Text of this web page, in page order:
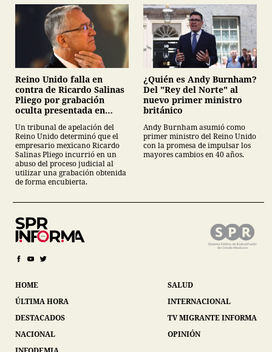
Reino Unido falla en
contra de Ricardo Salinas
Pliego por grabación
oculta presentada en
Un tribunal de apelación del
Reino Unido determinó que el
empresario mexicano Ricardo
Salinas Pliego incurrió en un
abuso del proceso judicial al
utilizar una grabación obtenida
de forma encubierta.
¿Quién es Andy Burnham?
Del "Rey del Norte" al
nuevo primer ministro
británico
Andy Burnham asumió como
primer ministro del Reino Unido
con la promesa de impulsar los
mayores cambios en 40 años.
HOME
ÚLTIMA HORA
DESTACADOS
NACIONAL
SALUD
INTERNACIONAL
TV MIGRANTE INFORMA
OPINIÓN